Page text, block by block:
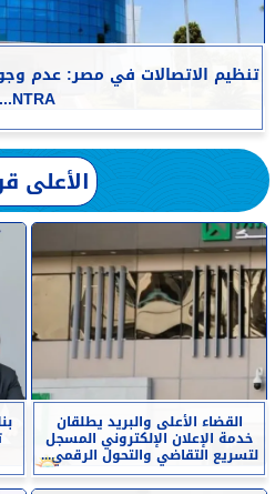
NTRA...
الأعلى
القضاء الأعلى والبريد يطلقان
خدمة الإعلان الإلكتروني المسجل
لتسريع التقاضي والتحول الرقمي...